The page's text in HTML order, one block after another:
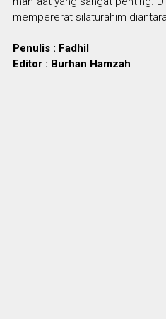
mempererat silaturahim
Penulis : Fadhil
Editor : Burhan Hamzah